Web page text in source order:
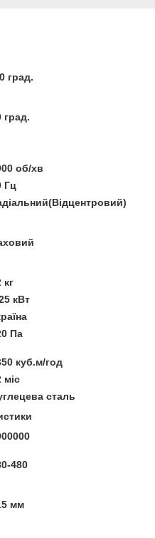
град.
град.
об/хв
Гц
кг
кВт
Па
куб.м/год
міс
сталь
480
мм